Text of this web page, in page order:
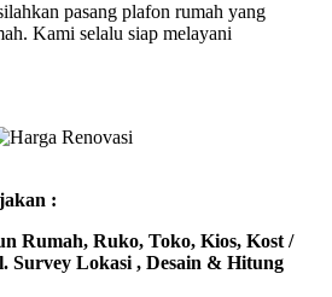
pasang plafon rumah yang
Kami selalu siap melayani
:
Rumah, Ruko, Toko, Kios, Kost /
Survey Lokasi , Desain & Hitung